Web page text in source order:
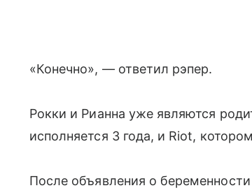
«Конечно», — ответил рэпер.
Рокки и Рианна уже являются
исполняется 3 года, и Riot,
После объявления о